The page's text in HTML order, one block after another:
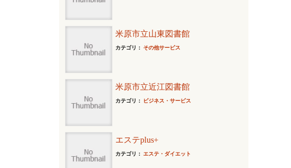
米原市立山東図書館
カテゴリ： その他サービス
米原市立近江図書館
カテゴリ： ビジネス・サービス
エステplus+
カテゴリ： エステ・ダイエット